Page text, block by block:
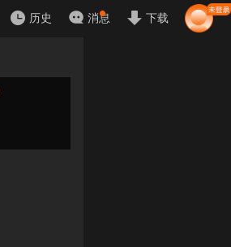
历史 消息 下载